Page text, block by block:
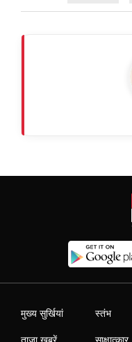
मुख्य सुर्खियां स्तंभ